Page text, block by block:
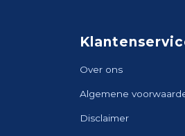
Over ons
Algemene
Disclaimer